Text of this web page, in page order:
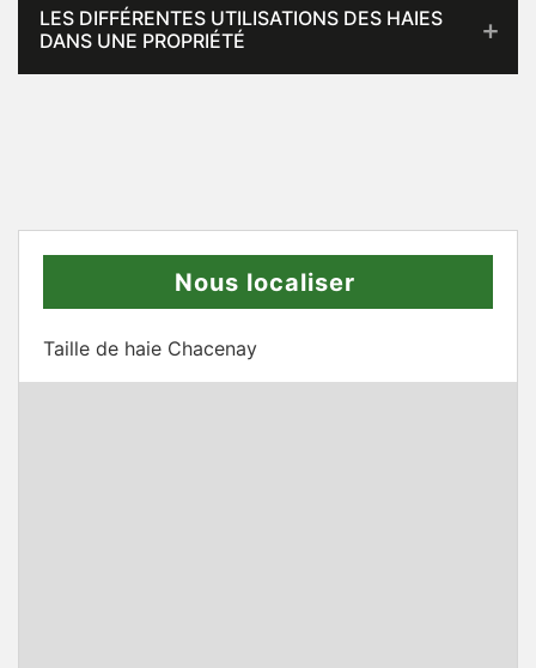
LES DIFFÉRENTES UTILISATIONS DES HAIES
DANS UNE PROPRIÉTÉ
Nous localiser
Taille de haie Chacenay